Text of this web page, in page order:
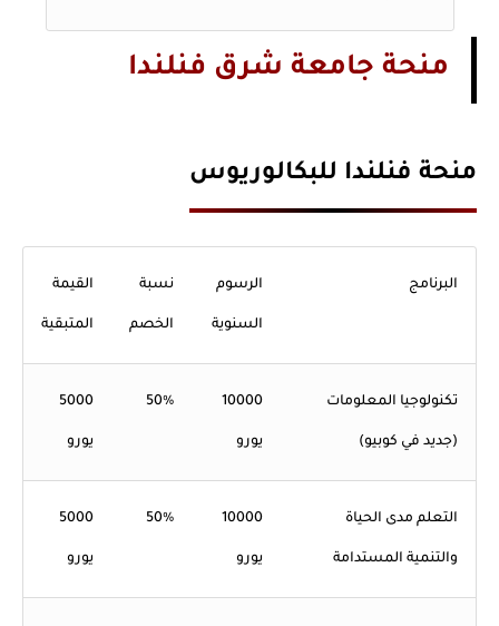
منحة جامعة شرق فنلندا
منحة فنلندا للبكالوريوس
البرنامج الرسوم
السنوية
نسبة
الخصم
القيمة
المتبقية
تكنولوجيا المعلومات
(جديد في كوبيو)
10000
يورو
50%
5000
يورو
التعلم مدى الحياة
والتنمية المستدامة
10000
يورو
50%
5000
يورو